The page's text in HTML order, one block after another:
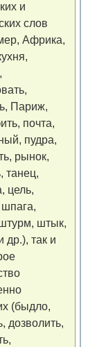
и
слов
Африка,
Париж,
почта,
пудра,
рынок,
танец,
цель,
штык,
др.), так и
(быдло,
дозволить,